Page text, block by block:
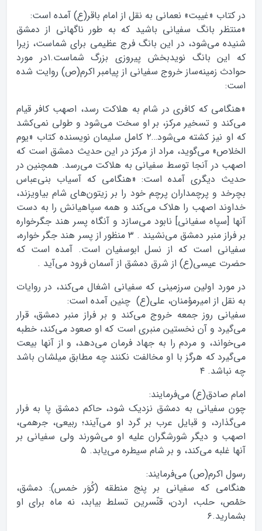
در کتاب «غیبت» نعمانی به نقل از امام باقر(ع) آمده است:
«منتظر بانگ سفیانی باشید که به طور ناگهانی از دمشق
شنیده می‌شود، در این بانگ فرج عظیمی برای شماست، زیرا
که این بانگ نویدبخش پیروزی بزرگ شماست.۱در مورد
حوادث زمینه‌ساز خروج سفیانی از پیامبر اکرم(ص) روایت شده
است:
«هنگامی که کافری در شام به هلاکت رسد، اصهب کافر قیام
می‌کند و تسخیر مرکز، بر او سخت می‌شود و طولی نمی‌کشد
که او نیز کشته می‌شود…۲ کامل سلیمان نویسنده کتاب «یوم
الخلاص» می‌گوید، مراد از مرکز در این حدیث دمشق است که
اصهب در آنجا توسط سفیانی به هلاکت می‌رسد. همچنین در
حدیث دیگری آمده است: «هنگامی که آسیاب بنی‌عباس
بچرخد و پرچمداران پرچم خود را بر زیتون‌های شام بیاویزند،
خداوند اصهب را هلاک می‌کند و همه سپاهیانش را به دست
آنها [سپاه سفیانی] نابود می‌سازد و آنگاه پسر هند جگرخواره
بر فراز منبر دمشق می‌نشیند . ۳ منظور از پسر هند جگر خواره،
سفیانی است که از نسل ابوسفیان است. آمده است که
حضرت عیسی(ع) از شرق دمشق از آسمان فرود می‌آید .
در مورد اولین سرزمینی که سفیانی اشغال می‌کند، در روایات
به نقل از امیرمؤمنان، علی(ع) چنین آمده است:
سفیانی روز جمعه خروج می‌کند و بر فراز منبر دمشق، قرار
می‌گیرد و آن نخستین منبری است که او صعود می‌کند، خطبه
می‌خواند، و مردم را به جهاد فرمان می‌دهد، و از آنها بیعت
می‌گیرد که هرگز با او مخالفت نکنند چه مطابق میلشان باشد
چه نباشد. ۴
امام صادق(ع) می‌فرمایند:
چون سفیانی به دمشق نزدیک شود، حاکم دمشق پا به فرار
می‌گذارد، و قبایل عرب بر گرد او می‌آیند؛ ربیعی، جرهمی،
اصهب و دیگر شورشگران علیه او می‌شورند ولی سفیانی بر
آنها غلبه می‌کند، و بر شام سیطره می‌یابد. ۵
رسول اکرم(ص) می‌فرمایند:
هنگامی که سفیانی بر پنج منطقه (کُوَر خمس): دمشق،
حَمْص، حلب، اردن، قنّسرین تسلط بیابد، نه ماه برای او
بشمارید.۶